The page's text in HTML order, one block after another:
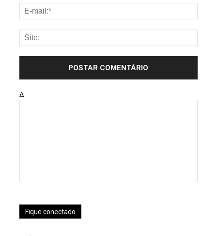
Δ
Fique conectado